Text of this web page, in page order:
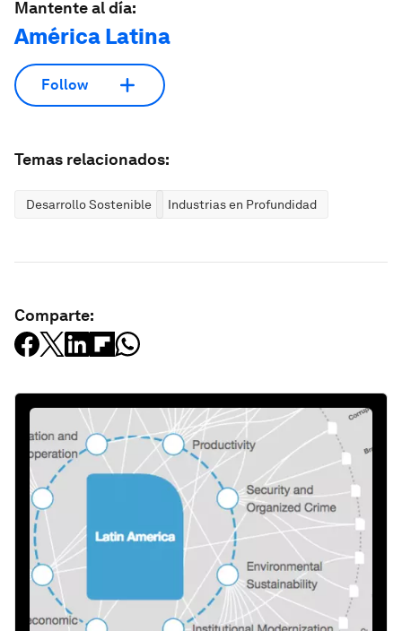
Mantente al día:
América Latina
Follow
Temas relacionados:
Desarrollo Sostenible Industrias en Profundidad
Comparte: